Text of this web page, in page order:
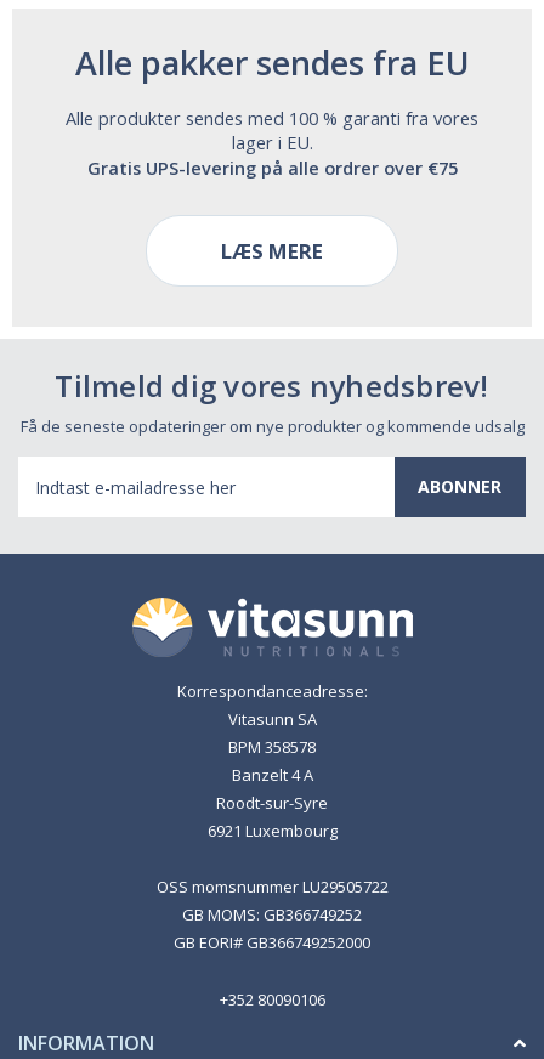
Alle pakker sendes fra EU
Alle produkter sendes med 100 % garanti fra vores
lager i EU.
Gratis UPS-levering på alle ordrer over €75
LÆS MERE
Tilmeld dig vores nyhedsbrev!
Få de seneste opdateringer om nye produkter og kommende udsalg
mail-
adresse
Korrespondanceadresse:
Vitasunn SA
BPM 358578
Banzelt 4 A
Roodt-sur-Syre
6921 Luxembourg
OSS momsnummer LU29505722
GB MOMS: GB366749252
GB EORI# GB366749252000
+352 80090106
INFORMATION